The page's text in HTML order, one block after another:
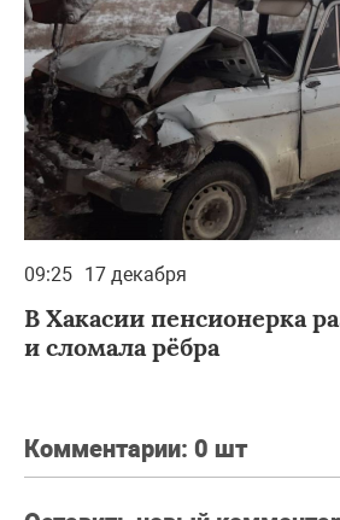
09:25 17 декабря
В Хакасии пенсионерка
и сломала рёбра
Комментарии: 0 шт